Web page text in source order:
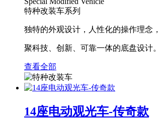
特种改装车系列
独特的外观设计，人性化的操作理念，
聚科技、创新、可靠一体的底盘设计。
查看全部
14座电动观光车-传奇款